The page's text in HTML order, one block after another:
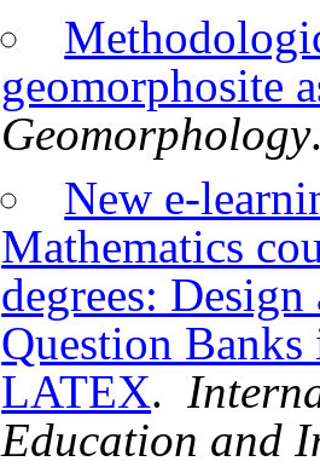
geomorphosite
Geomorphology
New e-
Mathematics
degrees:
Question
LATEX.
Education and